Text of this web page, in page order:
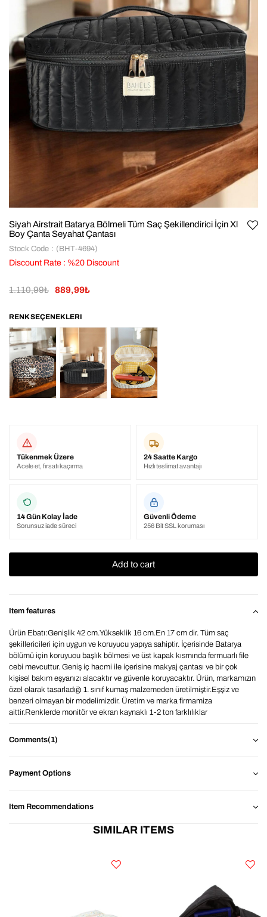
Siyah Airstrait Batarya Bölmeli Tüm Saç Şekillendirici İçin Xl
Boy Çanta Seyahat Çantası
Stock Code (BHT-4694)
Discount Rate : %20 Discount
1.110,99₺ 889,99₺
Tükenmek Üzere
Acele et, fırsatı kaçırma
24 Saatte Kargo
Hızlı teslimat avantajı
14 Gün Kolay İade
Sorunsuz iade süreci
Güvenli Ödeme
256 Bit SSL koruması
Item features
Ürün Ebatı:Genişlik 42 cm.Yükseklik 16 cm.En 17 cm dir. Tüm saç
şekillericileri için uygun ve koruyucu yapıya sahiptir. İçerisinde Batarya
bölümü için koruyucu başlık bölmesi ve üst kapak kısmında fermuarlı file
cebi mevcuttur. Geniş iç hacmi ile içerisine makyaj çantası ve bir çok
kişisel bakım eşyanızı alacaktır ve güvenle koruyacaktır. Ürün, markamızın
özel olarak tasarladığı 1. sınıf kumaş malzemeden üretilmiştir.Eşşiz ve
benzeri olmayan bir modelimizdir. Üretim ve marka firmamiza
aittir.Renklerde monitör ve ekran kaynaklı 1-2 ton farklılıklar
Comments(1)
Payment Options
Item Recommendations
SIMILAR ITEMS